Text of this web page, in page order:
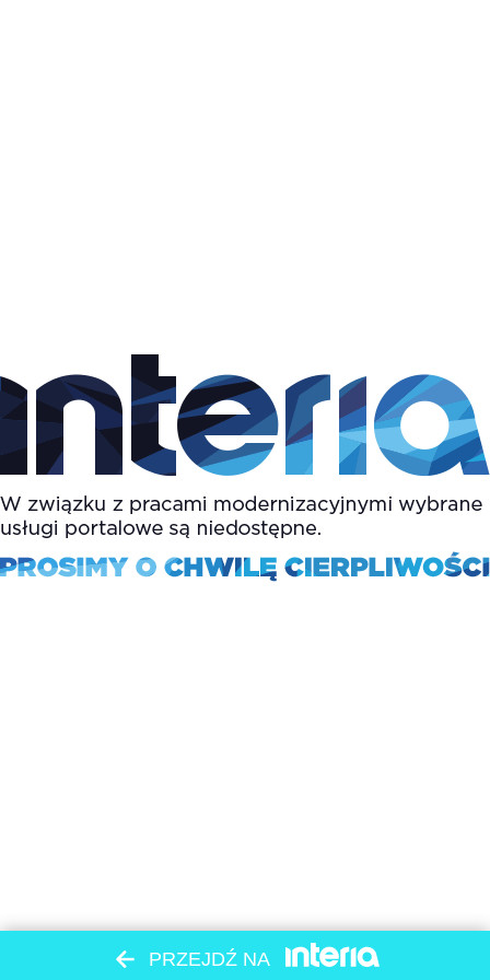
PRZEJDŹ NA